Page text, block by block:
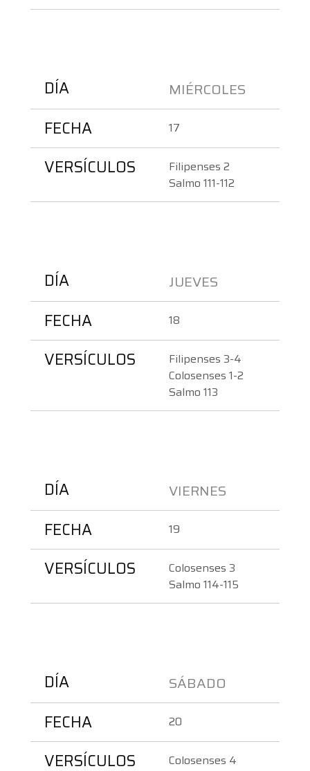
DÍA MIÉRCOLES
FECHA 17
VERSÍCULOS
Filipenses 2
Salmo 111-112
DÍA JUEVES
FECHA 18
VERSÍCULOS
Filipenses 3-4
Colosenses 1-2
Salmo 113
DÍA VIERNES
FECHA 19
VERSÍCULOS
Colosenses 3
Salmo 114-115
DÍA SÁBADO
FECHA 20
VERSÍCULOS
Colosenses 4